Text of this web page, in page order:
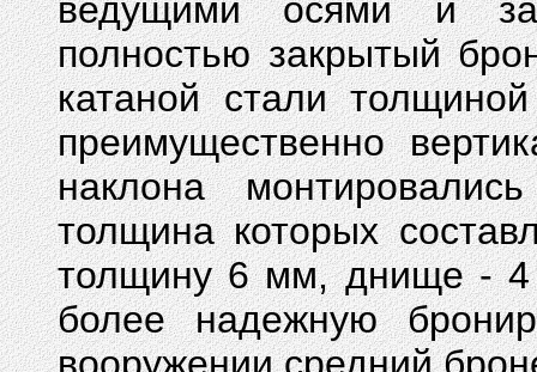
ведущими осями и
полностью закрытый
катаной стали
преимущественно
наклона
толщина которых
толщину 6 мм, днище - 4
более надежную